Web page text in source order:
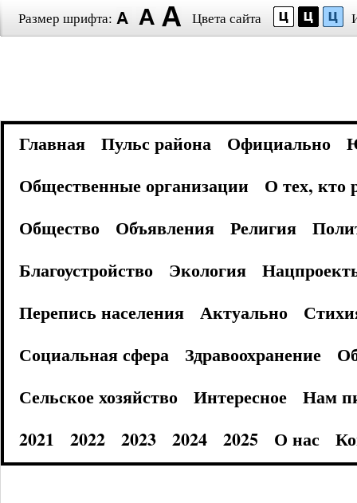
Размер шрифта: Цвета сайта
Главная Пульс района Официально
Общественные организации
О тех, кто
Общество
Объявления Религия
Благоустройство
Экология
Перепись населения
Актуально
Социальная сфера
Здравоохранение
Сельское хозяйство
Интересное
Нам
2021
2022 2023 2024 2025 О нас